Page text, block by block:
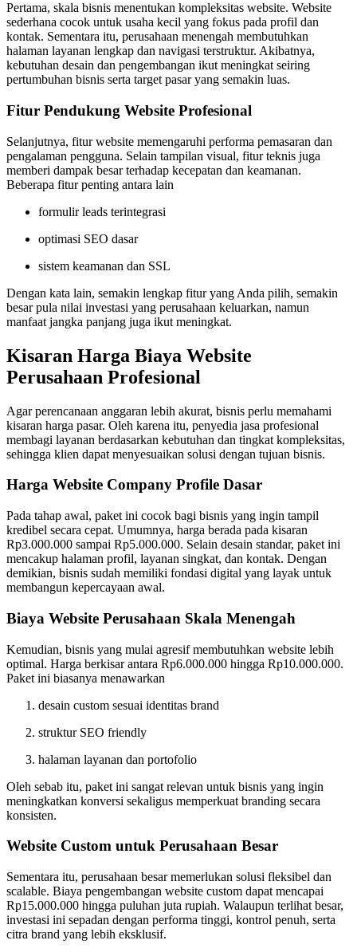
Pertama, skala bisnis menentukan kompleksitas website. Website
sederhana cocok untuk usaha kecil yang fokus pada profil dan
kontak. Sementara itu, perusahaan menengah membutuhkan
halaman layanan lengkap dan navigasi terstruktur. Akibatnya,
kebutuhan desain dan pengembangan ikut meningkat seiring
pertumbuhan bisnis serta target pasar yang semakin luas.
Fitur Pendukung Website Profesional
Selanjutnya, fitur website memengaruhi performa pemasaran dan
pengalaman pengguna. Selain tampilan visual, fitur teknis juga
memberi dampak besar terhadap kecepatan dan keamanan.
Beberapa fitur penting antara lain
formulir leads terintegrasi
optimasi SEO dasar
sistem keamanan dan SSL
Dengan kata lain, semakin lengkap fitur yang Anda pilih, semakin
besar pula nilai investasi yang perusahaan keluarkan, namun
manfaat jangka panjang juga ikut meningkat.
Kisaran Harga Biaya Website
Perusahaan Profesional
Agar perencanaan anggaran lebih akurat, bisnis perlu memahami
kisaran harga pasar. Oleh karena itu, penyedia jasa profesional
membagi layanan berdasarkan kebutuhan dan tingkat kompleksitas,
sehingga klien dapat menyesuaikan solusi dengan tujuan bisnis.
Harga Website Company Profile Dasar
Pada tahap awal, paket ini cocok bagi bisnis yang ingin tampil
kredibel secara cepat. Umumnya, harga berada pada kisaran
Rp3.000.000 sampai Rp5.000.000. Selain desain standar, paket ini
mencakup halaman profil, layanan singkat, dan kontak. Dengan
demikian, bisnis sudah memiliki fondasi digital yang layak untuk
membangun kepercayaan awal.
Biaya Website Perusahaan Skala Menengah
Kemudian, bisnis yang mulai agresif membutuhkan website lebih
optimal. Harga berkisar antara Rp6.000.000 hingga Rp10.000.000.
Paket ini biasanya menawarkan
desain custom sesuai identitas brand
struktur SEO friendly
halaman layanan dan portofolio
Oleh sebab itu, paket ini sangat relevan untuk bisnis yang ingin
meningkatkan konversi sekaligus memperkuat branding secara
konsisten.
Website Custom untuk Perusahaan Besar
Sementara itu, perusahaan besar memerlukan solusi fleksibel dan
scalable. Biaya pengembangan website custom dapat mencapai
Rp15.000.000 hingga puluhan juta rupiah. Walaupun terlihat besar,
investasi ini sepadan dengan performa tinggi, kontrol penuh, serta
citra brand yang lebih eksklusif.